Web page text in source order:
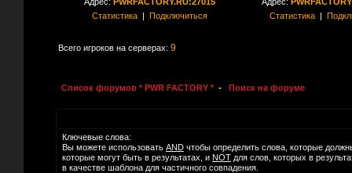
Статистика| Подключиться
Статистика|
Всего игроков на серверах: 9
Список форумов * PWR FACTORY * - Поиск на форуме
Ключевые слова:
Вы можете использовать AND чтобы определить слова, которые
которые могут быть в результатах, и NOT для слов, которых в
в качестве шаблона для частичного совпадения.